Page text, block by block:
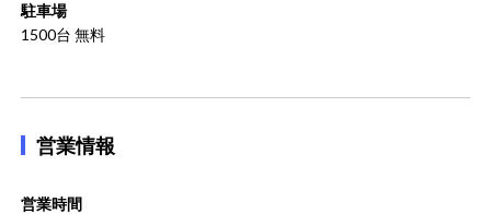
駐車場
1500台 無料
営業情報
営業時間